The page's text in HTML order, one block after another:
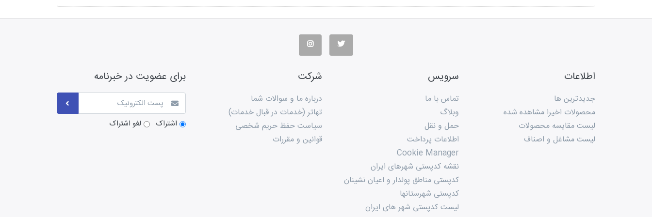
اطلاعات
جدیدترین ها
محصولات اخیرا مشاهده شده
لیست مقایسه محصولات
لیست مشاغل و اصناف
سرویس
تماس با ما
وبلاگ
حمل و نقل
اطلاعات پرداخت
Cookie Manager
نقشه کدپستی شهرهای ایران
کدپستی مناطق پولدار و اعیان نشینان
کدپستی شهرستانها
لیست کدپستی شهر های ایران
شرکت
درباره ما و سوالات شما
تهاتر (خدمات در قبال خدمات)
سیاست حفظ حریم شخصی
قوانین و مقررات
برای عضویت در خبرنامه
اشتراک لغو اشتراک